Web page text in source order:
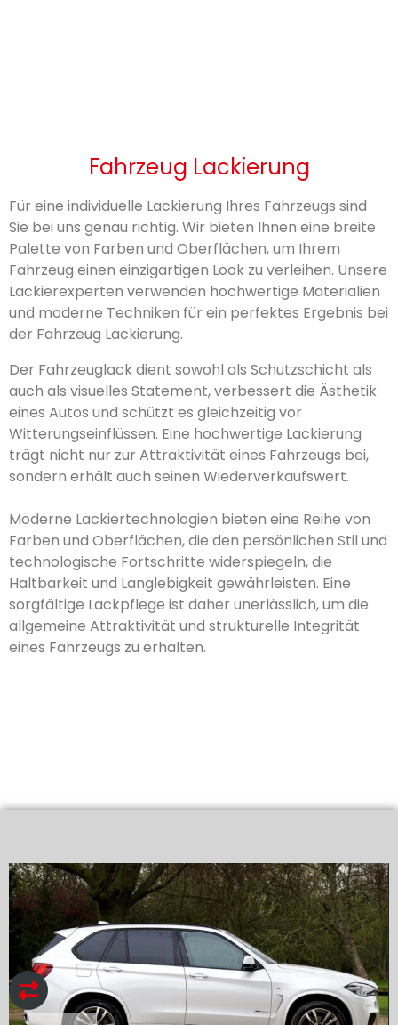
Fahrzeug Lackierung
Für eine individuelle Lackierung Ihres Fahrzeugs sind
Sie bei uns genau richtig. Wir bieten Ihnen eine breite
Palette von Farben und Oberflächen, um Ihrem
Fahrzeug einen einzigartigen Look zu verleihen. Unsere
Lackierexperten verwenden hochwertige Materialien
und moderne Techniken für ein perfektes Ergebnis bei
der Fahrzeug Lackierung.
Der Fahrzeuglack dient sowohl als Schutzschicht als
auch als visuelles Statement, verbessert die Ästhetik
eines Autos und schützt es gleichzeitig vor
Witterungseinflüssen. Eine hochwertige Lackierung
trägt nicht nur zur Attraktivität eines Fahrzeugs bei,
sondern erhält auch seinen Wiederverkaufswert.
Moderne Lackiertechnologien bieten eine Reihe von
Farben und Oberflächen, die den persönlichen Stil und
technologische Fortschritte widerspiegeln, die
Haltbarkeit und Langlebigkeit gewährleisten. Eine
sorgfältige Lackpflege ist daher unerlässlich, um die
allgemeine Attraktivität und strukturelle Integrität
eines Fahrzeugs zu erhalten.